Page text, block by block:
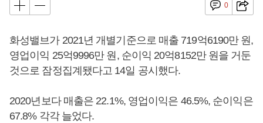
0
화성밸브가 2021년 개별기준으로 매출 719억6190만 원,
영업이익 25억9996만 원, 순이익 20억8152만 원을 거둔
것으로 잠정집계됐다고 14일 공시했다.
2020년보다 매출은 22.1%, 영업이익은 46.5%, 순이익은
67.8% 각각 늘었다.